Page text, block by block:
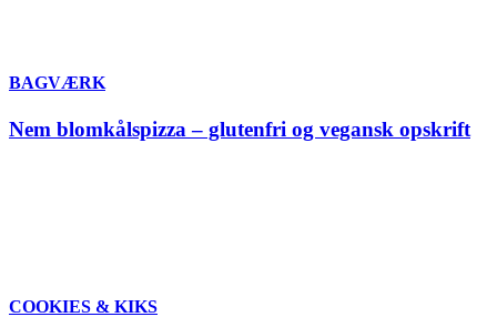
BAGVÆRK
Nem blomkålspizza – glutenfri og vegansk opskrift
COOKIES & KIKS